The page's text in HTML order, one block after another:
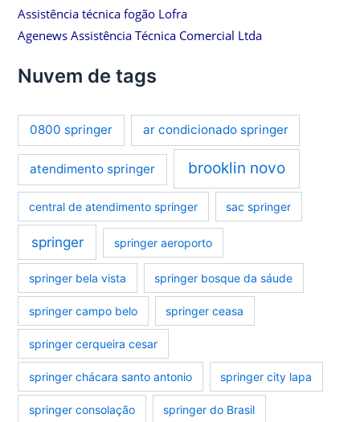
Assistência técnica fogão Lofra
Agenews Assistência Técnica Comercial Ltda
Nuvem de tags
0800 springer ar condicionado springer
atendimento springer brooklin novo
central de atendimento springer sac springer
springer springer aeroporto
springer bela vista springer bosque da sáude
springer campo belo springer ceasa
springer cerqueira cesar
springer chácara santo antonio springer city lapa
springer consolação springer do Brasil